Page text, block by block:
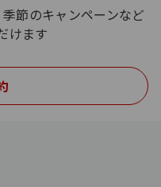
節のキャンペーンなど
けます